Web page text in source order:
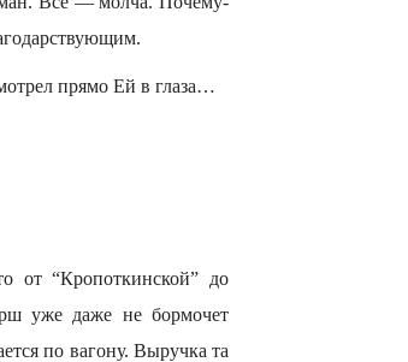
прямо Ей в глаза…
от “Кропоткинской” до
уже даже не бормочет
по вагону. Выручка та